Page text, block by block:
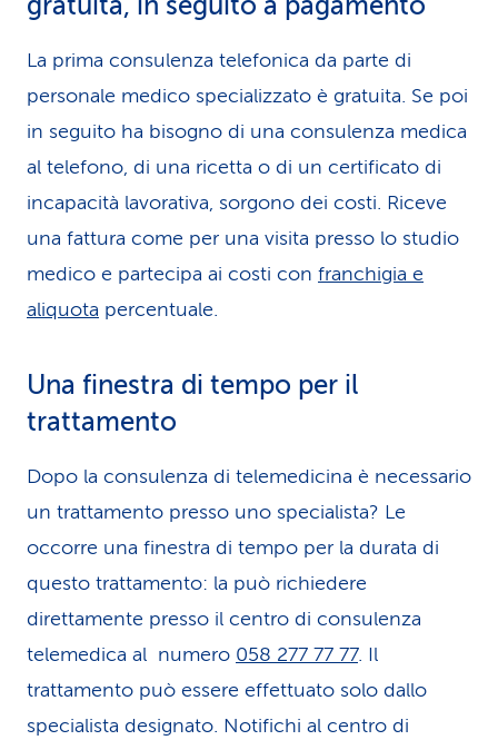
gratuita, in seguito a pagamento
La prima consulenza telefonica da parte di
personale medico specializzato è gratuita. Se poi
in seguito ha bisogno di una consulenza medica
al telefono, di una ricetta o di un certificato di
incapacità lavorativa, sorgono dei costi. Riceve
una fattura come per una visita presso lo studio
medico e partecipa ai costi con franchigia e
aliquota percentuale.
Una finestra di tempo per il
trattamento
Dopo la consulenza di telemedicina è necessario
un trattamento presso uno specialista? Le
occorre una finestra di tempo per la durata di
questo trattamento: la può richiedere
direttamente presso il centro di consulenza
telemedica al numero 058 277 77 77. Il
trattamento può essere effettuato solo dallo
specialista designato. Notifichi al centro di